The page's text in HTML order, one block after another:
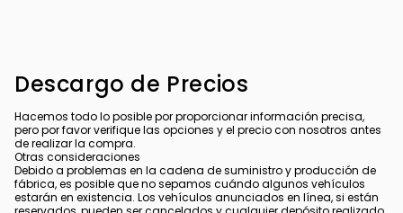
Descargo de Precios
Hacemos todo lo posible por proporcionar información precisa,
pero por favor verifique las opciones y el precio con nosotros antes
de realizar la compra.
Otras consideraciones
Debido a problemas en la cadena de suministro y producción de
fábrica, es posible que no sepamos cuándo algunos vehículos
estarán en existencia. Los vehículos anunciados en línea, si están